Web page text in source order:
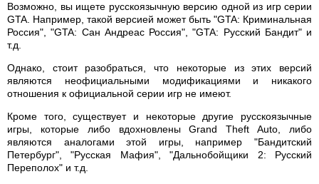
Возможно, вы ищете русскоязычную версию одной из игр серии
GTA. Например, такой версией может быть "GTA: Криминальная
Россия", "GTA: Сан Андреас Россия", "GTA: Русский Бандит" и
т.д.
Однако, стоит разобраться, что некоторые из этих версий
являются неофициальными модификациями и никакого
отношения к официальной серии игр не имеют.
Кроме того, существует и некоторые другие русскоязычные
игры, которые либо вдохновлены Grand Theft Auto, либо
являются аналогами этой игры, например "Бандитский
Петербург", "Русская Мафия", "Дальнобойщики 2: Русский
Переполох" и т.д.